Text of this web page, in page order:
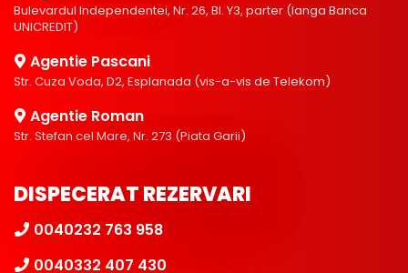
Bulevardul Independentei, Nr. 26, Bl. Y3, parter (langa Banca
UNICREDIT)
Agentie Pascani
Str. Cuza Voda, D2, Esplanada (vis-a-vis de Telekom)
Agentie Roman
Str. Stefan cel Mare, Nr. 273 (Piata Garii)
DISPECERAT REZERVARI
0040232 763 958
0040332 407 430